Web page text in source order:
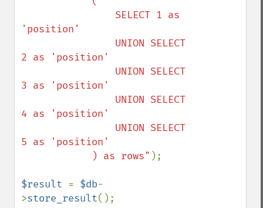
'position'
2 as 'position'
3 as 'position'
4 as 'position'
5 as 'position'
            ) as rows"
);
$result = $db-
>store_result();